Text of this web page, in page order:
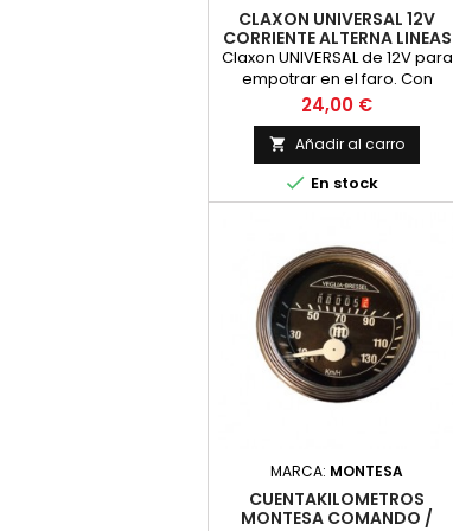
CLAXON UNIVERSAL 12V
CORRIENTE ALTERNA LINEAS
CROMADO
Claxon UNIVERSAL de 12V para
empotrar en el faro. Con
decoracion tipo "Lineas
paralelas" en acabado
CROMADO. Valido para
Montesa impala, Bultaco
mercurio, OSSA y otras.
Funciona a 6 voltios en
sin bateria). nuevo
Precio
24,00 €
 Añadir al carro
 En stock
MARCA: MONTESA
CUENTAKILOMETROS
MONTESA COMANDO /